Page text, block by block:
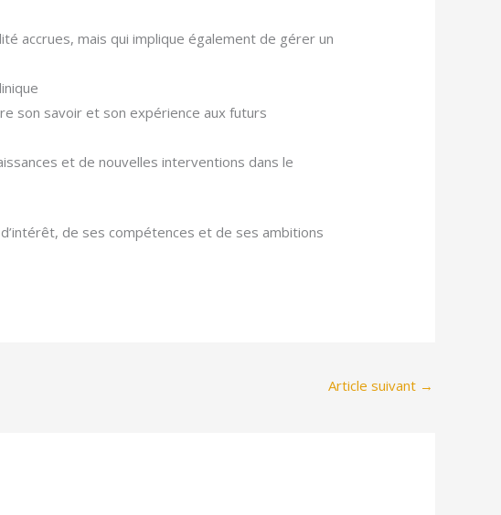
accrues, mais qui implique également de gérer un
son savoir et son expérience aux futurs
et de nouvelles interventions dans le
de ses compétences et de ses ambitions
Article suivant →